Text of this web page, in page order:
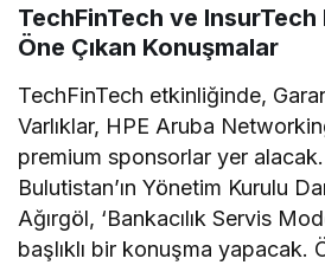
TechFinTech ve
Öne Çıkan Konuşmalar
TechFinTech etkinliğinde,
Varlıklar, HPE Aruba
premium sponsorlar yer
Bulutistan’ın Yönetim Kurulu
Ağırgöl, ‘Bankacılık Servis
başlıklı bir konuşma yapacak.